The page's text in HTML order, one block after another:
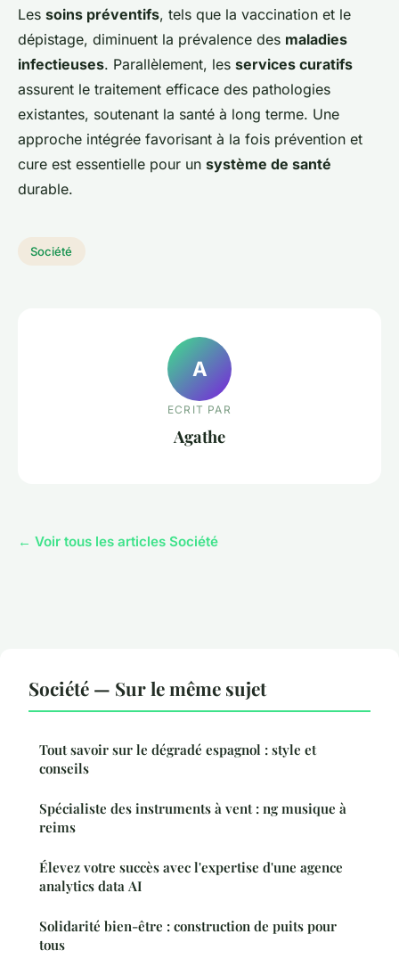
Les soins préventifs, tels que la vaccination et le
dépistage, diminuent la prévalence des maladies
infectieuses. Parallèlement, les services curatifs
assurent le traitement efficace des pathologies
existantes, soutenant la santé à long terme. Une
approche intégrée favorisant à la fois prévention et
cure est essentielle pour un système de santé
durable.
Société
A
ECRIT PAR
Agathe
← Voir tous les articles Société
Société — Sur le même sujet
Tout savoir sur le dégradé espagnol : style et
conseils
Spécialiste des instruments à vent : ng musique à
reims
Élevez votre succès avec l'expertise d'une agence
analytics data AI
Solidarité bien-être : construction de puits pour
tous